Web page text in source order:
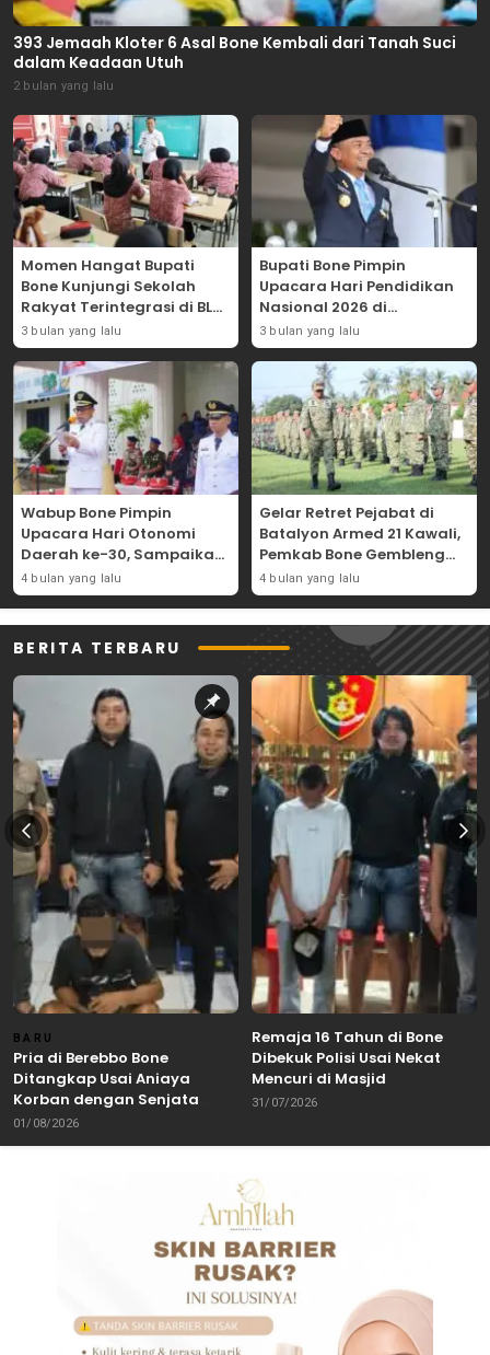
393 Jemaah Kloter 6 Asal Bone Kembali dari Tanah Suci
dalam Keadaan Utuh
2 bulan yang lalu
Momen Hangat Bupati
Bone Kunjungi Sekolah
Rakyat Terintegrasi di BLK
Bajoe
3 bulan yang lalu
Bupati Bone Pimpin
Upacara Hari Pendidikan
Nasional 2026 di
Lapangan Merdeka
3 bulan yang lalu
Wabup Bone Pimpin
Upacara Hari Otonomi
Daerah ke-30, Sampaikan
Amanat Mendagri
Wujudkan Asta Cita
4 bulan yang lalu
Gelar Retret Pejabat di
Batalyon Armed 21 Kawali,
Pemkab Bone Gembleng
Kedisiplinan Camat dan
Pimpinan OPD
4 bulan yang lalu
BERITA TERBARU
BARU
Pria di Berebbo Bone
Ditangkap Usai Aniaya
Korban dengan Senjata
Tajam
01/08/2026
Remaja 16 Tahun di Bone
Dibekuk Polisi Usai Nekat
Mencuri di Masjid
31/07/2026